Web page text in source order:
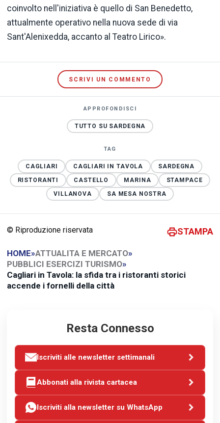
coinvolto nell'iniziativa è quello di San Benedetto,
attualmente operativo nella nuova sede di via
Sant'Alenixedda, accanto al Teatro Lirico».
SCRIVI UN COMMENTO
APPROFONDISCI
TUTTO SU SARDEGNA
TAG
CAGLIARI CAGLIARI IN TAVOLA
SARDEGNA
RISTORANTI
CASTELLO MARINA
STAMPACE
VILLANOVA
SA MESA NOSTRA
© Riproduzione riservata STAMPA
HOME»ATTUALITA E MERCATO»
PUBBLICI ESERCIZI TURISMO»
Cagliari in Tavola: la sfida tra i ristoranti storici
accende i fornelli della città
Resta Connesso
Iscriviti alle newsletter settimanali
Abbonati alla rivista cartacea
Iscriviti alla newsletter su WhatsApp